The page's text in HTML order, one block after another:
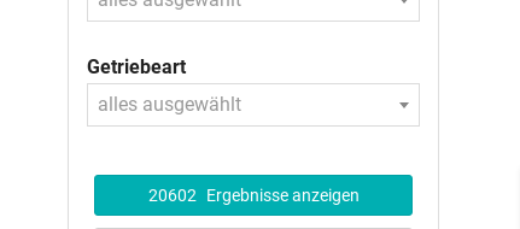
Getriebeart
alles ausgewählt
20602 Ergebnisse anzeigen